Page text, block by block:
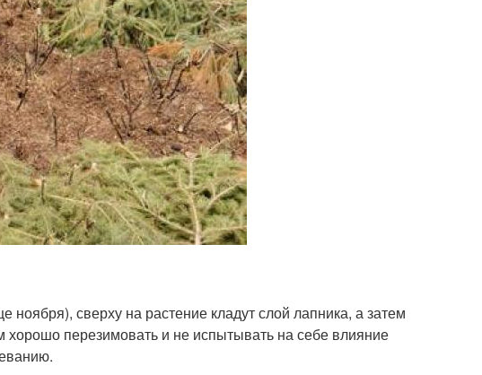
ноября), сверху на растение кладут слой лапника, а затем
перезимовать и не испытывать на себе влияние